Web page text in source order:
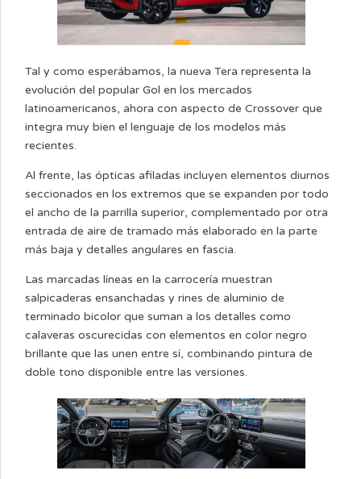
Tal y como esperábamos, la nueva Tera representa la
evolución del popular Gol en los mercados
latinoamericanos, ahora con aspecto de Crossover que
integra muy bien el lenguaje de los modelos más
recientes.
Al frente, las ópticas afiladas incluyen elementos diurnos
seccionados en los extremos que se expanden por todo
el ancho de la parrilla superior, complementado por otra
entrada de aire de tramado más elaborado en la parte
más baja y detalles angulares en fascia.
Las marcadas líneas en la carrocería muestran
salpicaderas ensanchadas y rines de aluminio de
terminado bicolor que suman a los detalles como
calaveras oscurecidas con elementos en color negro
brillante que las unen entre sí, combinando pintura de
doble tono disponible entre las versiones.